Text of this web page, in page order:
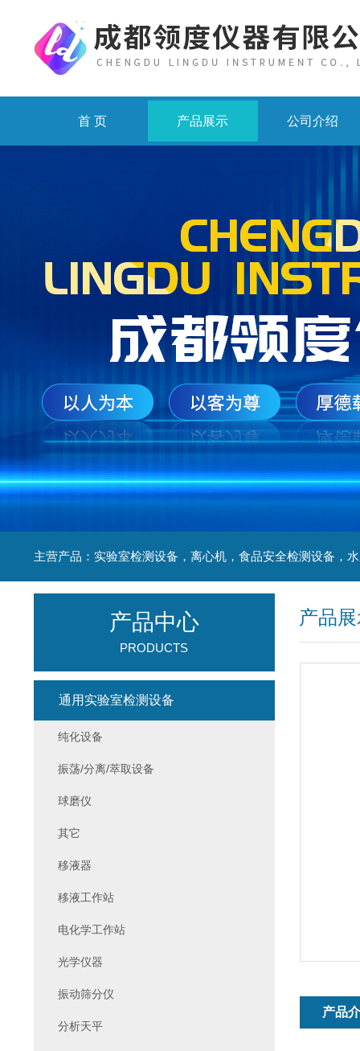
首 页 产品展示 公司介绍
产品
产品
产品中心
PRODUCTS
通用实验室检测设备
纯化设备
振荡/分离/萃取设备
球磨仪
其它
移液器
移液工作站
电化学工作站
光学仪器
振动筛分仪
分析天平